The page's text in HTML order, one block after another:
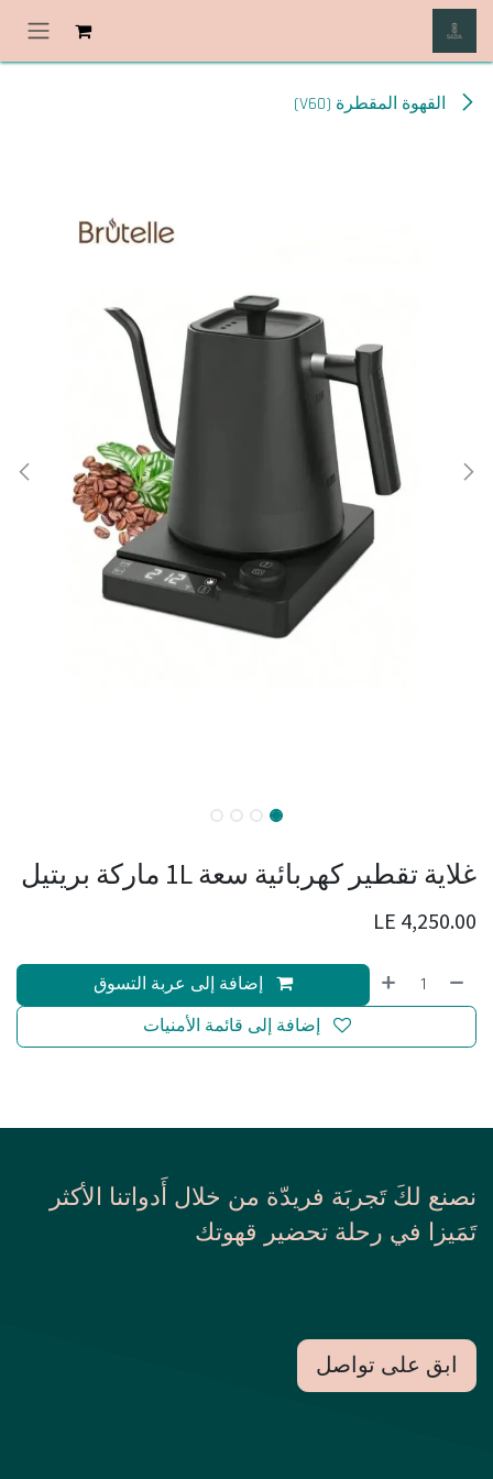
تخطي للذهاب إلى المحتوى
القهوة المقطرة (V60)
غلاية تقطير كهربائية سعة 1L ماركة بريتيل
4,250.00
إضافة إلى عربة التسوق
إضافة إلى قائمة الأمنيات
نصنع لكَ تَجربَة فريدّة من خلال أَدواتنا الأكثر
تَمَيزا في رحلة تحضير قهوتك
ابق على تواصل